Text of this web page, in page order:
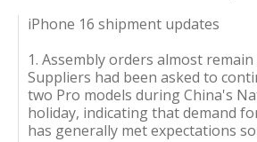
iPhone 16 shipment updates
1. Assembly orders almost
Suppliers had been asked to
two Pro models during China's
holiday, indicating that demand
has generally met expectations